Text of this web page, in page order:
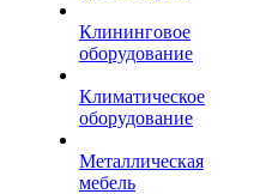
Клининговое
оборудование
Климатическое
оборудование
Металлическая
мебель